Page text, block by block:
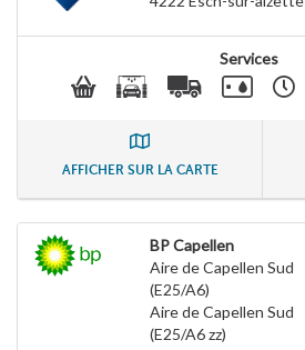
Services
AFFICHER SUR LA CARTE
BP Capellen
Aire de Capellen Sud
(E25/A6)
Aire de Capellen Sud
(E25/A6 zz)